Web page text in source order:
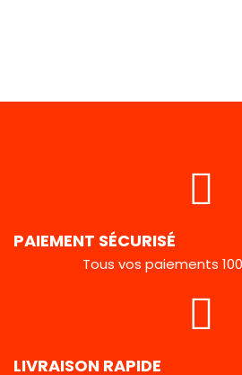
PAIEMENT SÉCURISÉ
Tous vos paiements
LIVRAISON RAPIDE